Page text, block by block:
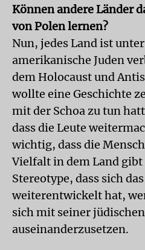
Können andere Länder
von Polen lernen?
Nun, jedes Land ist
amerikanische Juden
dem Holocaust und
wollte eine Geschichte
mit der Schoa zu tun
dass die Leute
wichtig, dass die
Vielfalt in dem Land
Stereotype, dass sich
weiterentwickelt hat,
sich mit seiner
auseinanderzusetzen.